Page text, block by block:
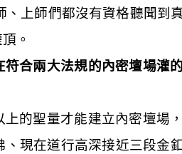
上師們都沒有資格聽聞到
。
符合兩大法規的內密壇場灌
的聖量才能建立內密壇場
現在道行高深接近三段金